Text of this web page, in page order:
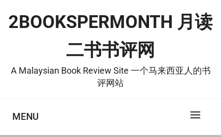
content
2BOOKSPERMONTH 月读
二书书评网
A Malaysian Book Review Site 一个马来西亚人的书
评网站
MENU